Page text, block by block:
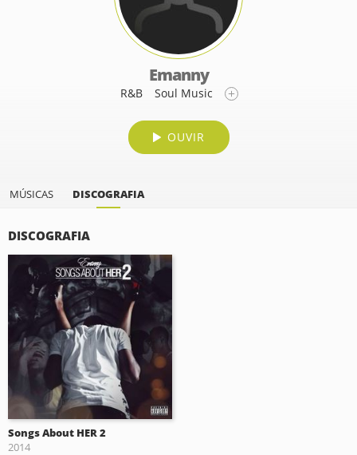
Emanny
R&B Soul Music
OUVIR
MÚSICAS DISCOGRAFIA
DISCOGRAFIA
Songs About HER 2
2014